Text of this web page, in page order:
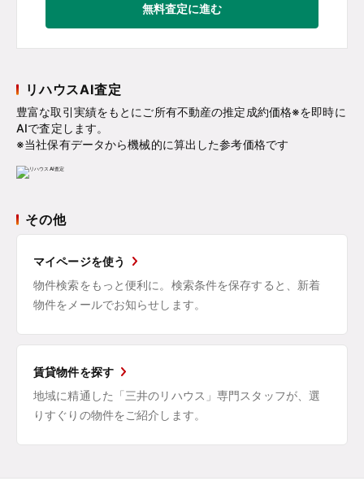
無料査定に進む
リハウスAI査定
豊富な取引実績をもとにご所有不動産の推定成約価格※を即時に
AIで査定します。
※当社保有データから機械的に算出した参考価格です
その他
マイページを使う
物件検索をもっと便利に。検索条件を保存すると、新着
物件をメールでお知らせします。
賃貸物件を探す
地域に精通した「三井のリハウス」専門スタッフが、選
りすぐりの物件をご紹介します。